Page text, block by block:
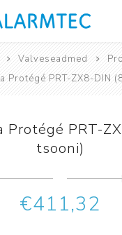
Valveseadmed
Protégé PRT-ZX8-DIN
Protégé PRT-
tsooni)
€411,32